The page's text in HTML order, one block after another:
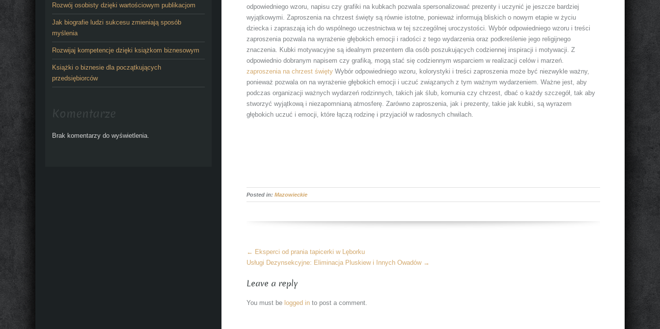
odpowiedniego wzoru, napisu czy grafiki na kubkach pozwala spersonalizować prezenty i uczynić je jeszcze bardziej
wyjątkowymi. Zaproszenia na chrzest święty są równie istotne, ponieważ informują bliskich o nowym etapie w życiu
dziecka i zapraszają ich do wspólnego uczestnictwa w tej szczególnej uroczystości. Wybór odpowiedniego wzoru i treści
zaproszenia pozwala na wyrażenie głębokich emocji i radości z tego wydarzenia oraz podkreślenie jego religijnego
znaczenia. Kubki motywacyjne są idealnym prezentem dla osób poszukujących codziennej inspiracji i motywacji. Z
odpowiednio dobranym napisem czy grafiką, mogą stać się codziennym wsparciem w realizacji celów i marzeń.
zaproszenia na chrzest święty Wybór odpowiedniego wzoru, kolorystyki i treści zaproszenia może być niezwykle ważny,
ponieważ pozwala on na wyrażenie głębokich emocji i uczuć związanych z tym ważnym wydarzeniem. Ważne jest, aby
podczas organizacji ważnych wydarzeń rodzinnych, takich jak ślub, komunia czy chrzest, dbać o każdy szczegół, tak aby
stworzyć wyjątkową i niezapomnianą atmosferę. Zarówno zaproszenia, jak i prezenty, takie jak kubki, są wyrazem
głębokich uczuć i emocji, które łączą rodzinę i przyjaciół w radosnych chwilach.
Posted in:Mazowieckie
More
Articles
← Eksperci od prania tapicerki w Lęborku
Usługi Dezynsekcyjne: Eliminacja Pluskiew i Innych Owadów →
Leave a reply
You must be logged in to post a comment.
Rozwój osobisty dzięki wartościowym publikacjom
Jak biografie ludzi sukcesu zmieniają sposób
myślenia
Rozwijaj kompetencje dzięki książkom biznesowym
Książki o biznesie dla początkujących
przedsiębiorców
Komentarze
Brak komentarzy do wyświetlenia.